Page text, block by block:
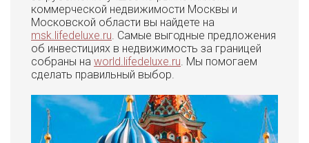
коммерческой недвижимости Москвы и
Московской области вы найдете на
msk.lifedeluxe.ru. Самые выгодные предложения
об инвестициях в недвижимость за границей
собраны на world.lifedeluxe.ru. Мы помогаем
сделать правильный выбор.